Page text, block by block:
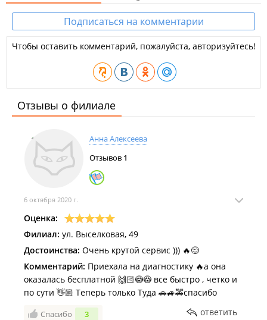
Подписаться на комментарии
Чтобы оставить комментарий, пожалуйста, авторизуйтесь!
Отзывы о филиале
Анна Алексеева
Отзывов 1
6 октября 2020 г.
Оценка:
Филиал: ул. Выселковая, 49
Достоинства: Очень крутой сервис ))) 🔥😊
Комментарий: Приехала на диагностику 🔥а она
оказалась бесплатной 🙌🏻😳😳 все быстро , четко и
по сути 👋🏼 Теперь только Туда 🚗🚙🚕спасибо
Спасибо 3 ответить